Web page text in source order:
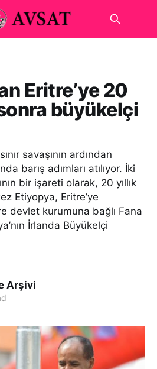
Eritre’ye 20
büyükelçi
savaşının ardından
barış adımları atılıyor. İki
bir işareti olarak, 20 yıllık
Etiyopya, Eritre’ye
devlet kurumuna bağlı Fana
İrlanda Büyükelçi
Arşivi